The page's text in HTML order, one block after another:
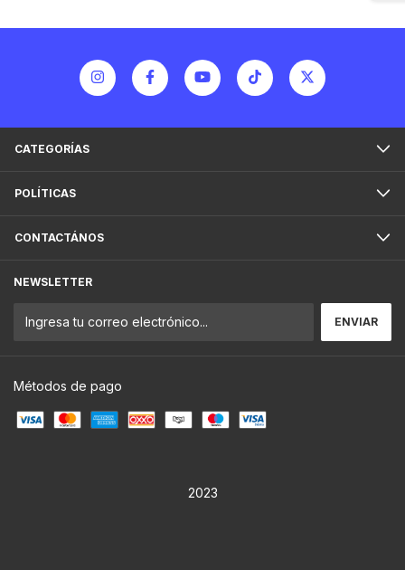
CATEGORÍAS
POLÍTICAS
CONTACTÁNOS
NEWSLETTER
Métodos de pago
2023